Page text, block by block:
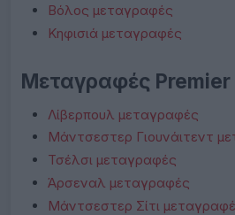
Βόλος μεταγραφές
Κηφισιά μεταγραφές
Μεταγραφές Premier
Λίβερπουλ μεταγραφές
Μάντσεστερ Γιουνάιτεντ
Τσέλσι μεταγραφές
Άρσεναλ μεταγραφές
Μάντσεστερ Σίτι